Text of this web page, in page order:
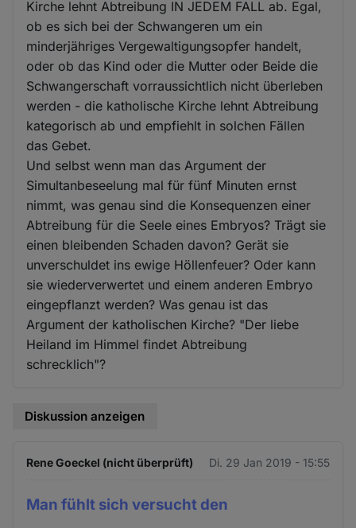
Kirche lehnt Abtreibung IN JEDEM FALL ab. Egal,
ob es sich bei der Schwangeren um ein
minderjähriges Vergewaltigungsopfer handelt,
oder ob das Kind oder die Mutter oder Beide die
Schwangerschaft vorraussichtlich nicht überleben
werden - die katholische Kirche lehnt Abtreibung
kategorisch ab und empfiehlt in solchen Fällen
das Gebet.
Und selbst wenn man das Argument der
Simultanbeseelung mal für fünf Minuten ernst
nimmt, was genau sind die Konsequenzen einer
Abtreibung für die Seele eines Embryos? Trägt sie
einen bleibenden Schaden davon? Gerät sie
unverschuldet ins ewige Höllenfeuer? Oder kann
sie wiederverwertet und einem anderen Embryo
eingepflanzt werden? Was genau ist das
Argument der katholischen Kirche? "Der liebe
Heiland im Himmel findet Abtreibung
schrecklich"?
Diskussion anzeigen
Rene Goeckel (nicht überprüft) Di. 29 Jan 2019 - 15:55
Man fühlt sich versucht den